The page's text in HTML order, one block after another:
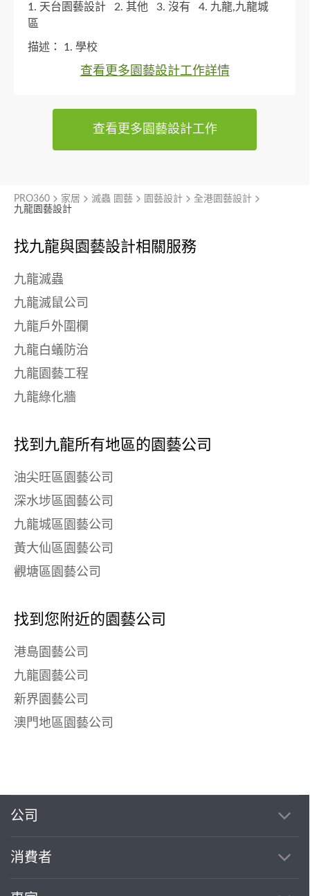
1. 天台園藝設計 2. 其他 3. 沒有
4. 九龍,九龍城
區
描述： 1. 學校
查看更多園藝設計工作詳情
查看更多園藝設計工作
找九龍與 園藝設計相關服務
九龍滅蟲
九龍滅鼠公司
九龍戶外圍欄
九龍白蟻防治
九龍園藝工程
九龍綠化牆
找到九龍所有地區的園藝公司
油尖旺區園藝公司
深水埗區園藝公司
九龍城區園藝公司
黃大仙區園藝公司
觀塘區園藝公司
找到您附近的園藝公司
港島園藝公司
九龍園藝公司
新界園藝公司
澳門地區園藝公司
PRO360 家居 滅蟲 園藝 園藝設計
全港園藝設計
九龍園藝設計
公司
消費者